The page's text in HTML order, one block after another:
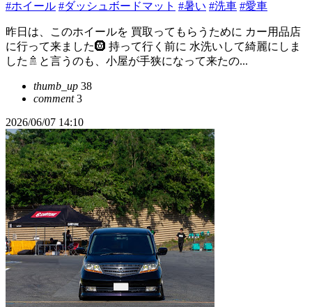
#ホイール #ダッシュボードマット #暑い #洗車 #愛車
昨日は、このホイールを 買取ってもらうために カー用品店
に行って来ました🛞 持って行く前に 水洗いして綺麗にしま
した🚿と言うのも、小屋が手狭になって来たの...
thumb_up 38
comment3
2026/06/07 14:10